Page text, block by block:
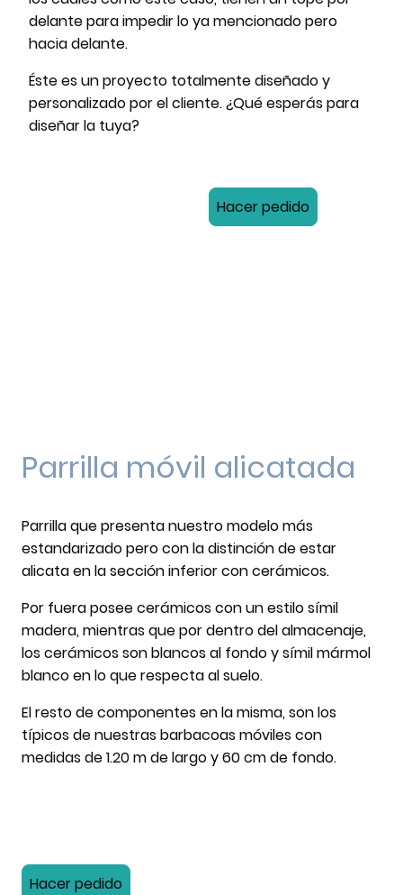
delante para impedir lo ya mencionado pero
hacia delante.
Éste es un proyecto totalmente diseñado y
personalizado por el cliente. ¿Qué esperás para
diseñar la tuya?
Hacer pedido
Parrilla móvil alicatada
Parrilla que presenta nuestro modelo más
estandarizado pero con la distinción de estar
alicata en la sección inferior con cerámicos.
Por fuera posee cerámicos con un estilo símil
madera, mientras que por dentro del almacenaje,
los cerámicos son blancos al fondo y símil mármol
blanco en lo que respecta al suelo.
El resto de componentes en la misma, son los
típicos de nuestras barbacoas móviles con
medidas de 1.20 m de largo y 60 cm de fondo.
Hacer pedido